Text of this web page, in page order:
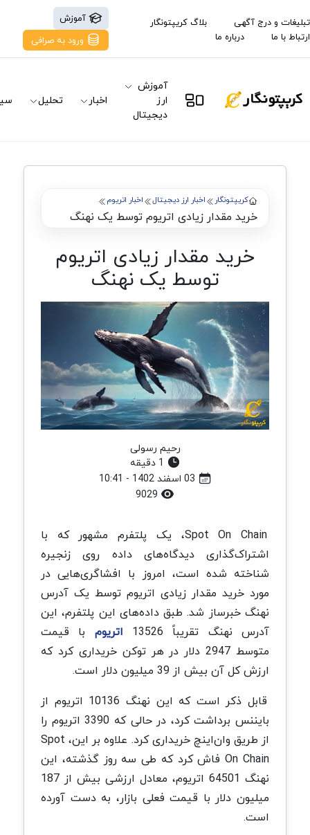
تبلیغات و درج آگهی
بلاگ کریپتونگار
ارتباط با ما
درباره ما
آموزش
ورود به صرافی
آموزش
ارز
دیجیتال
اخبار تحلیل
کریپتونگار اخبار ارز دیجیتال اخبار اتریوم
خرید مقدار زیادی اتریوم توسط یک نهنگ
خرید مقدار زیادی اتریوم
توسط یک نهنگ
رحیم رسولی
Spot On Chain، یک پلتفرم مشهور که با
اشتراک‌گذاری دیدگاه‌های داده روی زنجیره
شناخته شده است، امروز با افشاگری‌هایی در
مورد خرید مقدار زیادی اتریوم توسط یک آدرس
نهنگ خبرساز شد. طبق داده‌های این پلتفرم، این
آدرس نهنگ تقریباً 13526
اتریوم با قیمت
متوسط ​​2947 دلار در هر توکن خریداری کرد که
ارزش کل آن بیش از 39 میلیون دلار است.
قابل ذکر است که این نهنگ 10136 اتریوم از
بایننس برداشت کرد، در حالی که 3390 اتریوم را
از طریق وان‌اینچ خریداری کرد. علاوه بر این، Spot
On Chain فاش کرد که طی سه روز گذشته، این
نهنگ 64501 اتریوم، معادل ارزشی بیش از 187
میلیون دلار با قیمت فعلی بازار، به دست آورده
است.